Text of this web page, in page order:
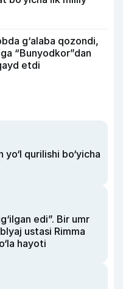
g‘alaba qozondi,
“Bunyodkor”dan
etdi
qurilishi bo‘yicha
edi”. Bir umr
ustasi Rimma
hayoti